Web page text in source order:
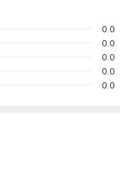
0.0
0.0
0.0
0.0
0.0